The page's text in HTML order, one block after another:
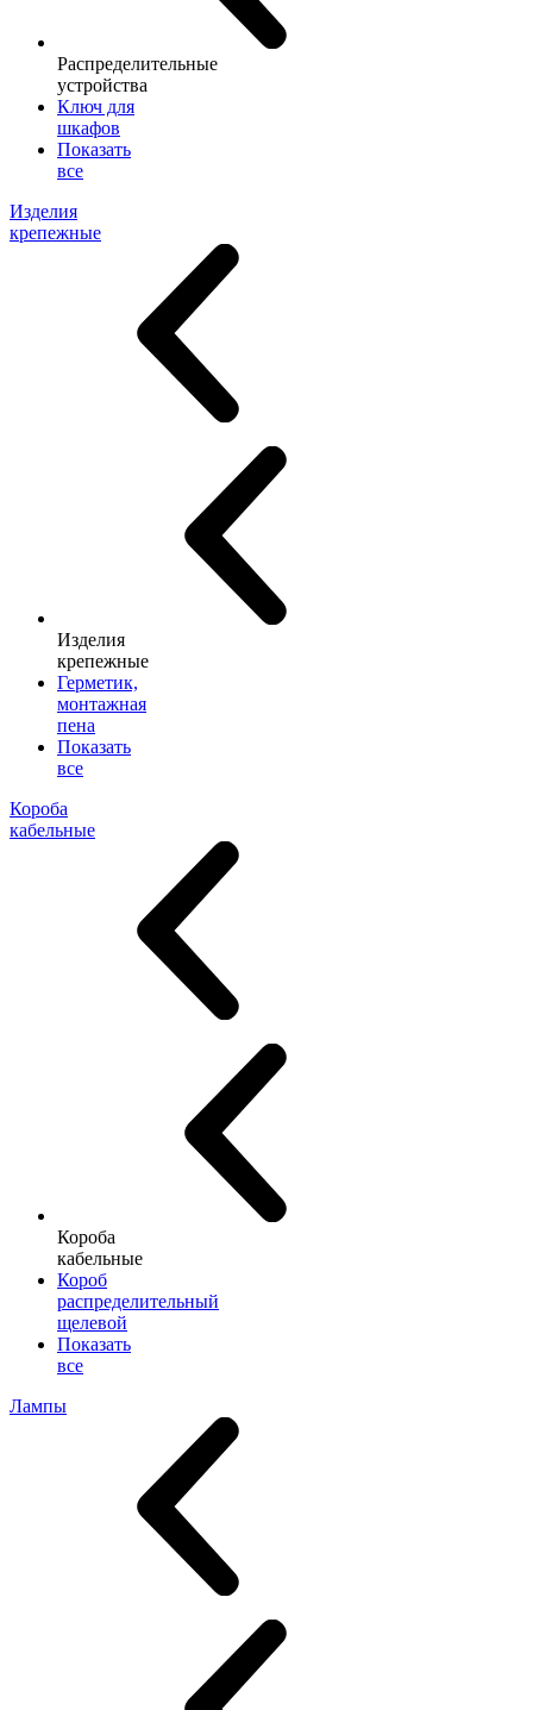
Распределительные
устройства
Ключ для
шкафов
Показать
все
Изделия
крепежные
Изделия
крепежные
Герметик,
монтажная
пена
Показать
все
Короба
кабельные
Короба
кабельные
Короб
распределительный
щелевой
Показать
все
Лампы